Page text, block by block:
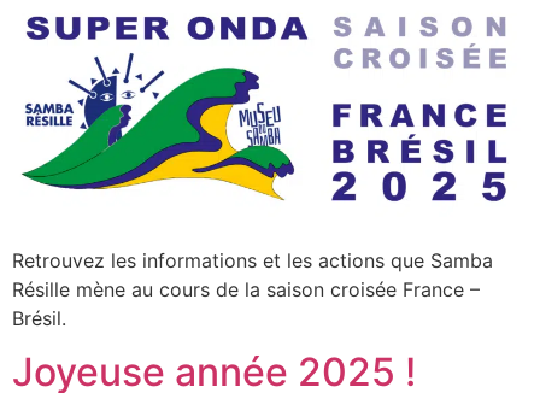
Retrouvez les informations et les actions que Samba
Résille mène au cours de la saison croisée France –
Brésil.
Joyeuse année 2025 !